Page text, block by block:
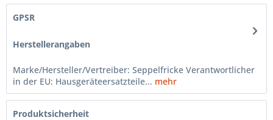
GPSR
Herstellerangaben
Marke/Hersteller/Vertreiber: Seppelfricke Verantwortlicher
in der EU: Hausgeräteersatzteile... mehr
Produktsicherheit